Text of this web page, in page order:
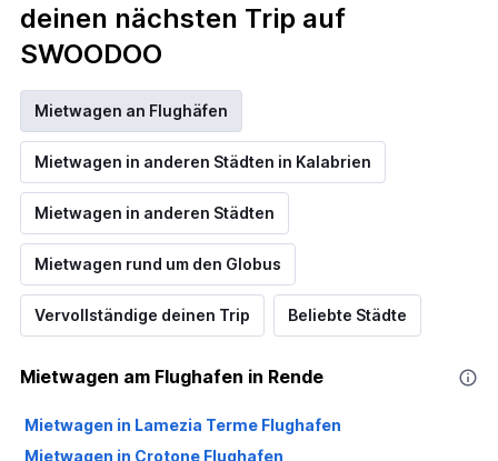
deinen nächsten Trip auf
SWOODOO
Mietwagen an Flughäfen
Mietwagen in anderen Städten in Kalabrien
Mietwagen in anderen Städten
Mietwagen rund um den Globus
Vervollständige deinen Trip Beliebte Städte
Mietwagen am Flughafen in Rende
Mietwagen in Lamezia Terme Flughafen
Mietwagen in Crotone Flughafen